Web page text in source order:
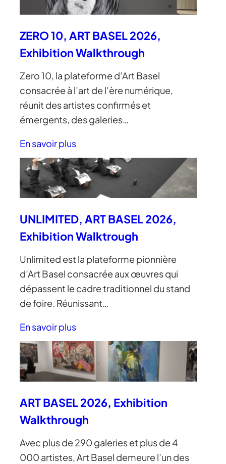
ZERO 10, ART BASEL 2026,
Exhibition Walkthrough
Zero 10, la plateforme d’Art Basel
consacrée à l’art de l’ère numérique,
réunit des artistes confirmés et
émergents, des galeries…
En savoir plus
UNLIMITED, ART BASEL 2026,
Exhibition Walktrough
Unlimited est la plateforme pionnière
d’Art Basel consacrée aux œuvres qui
dépassent le cadre traditionnel du stand
de foire. Réunissant…
En savoir plus
ART BASEL 2026, Exhibition
Walkthrough
Avec plus de 290 galeries et plus de 4
000 artistes, Art Basel demeure l’un des